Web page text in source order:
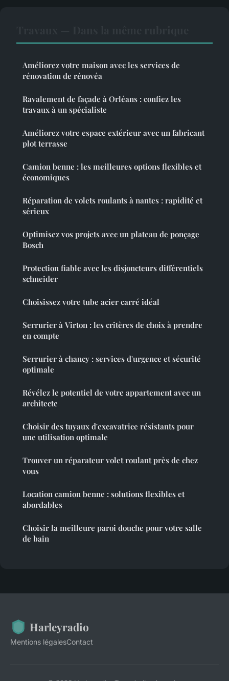
Améliorez votre maison avec les services de
rénovation de rénovéa
Ravalement de façade à Orléans : confiez les
travaux à un spécialiste
Améliorez votre espace extérieur avec un fabricant
plot terrasse
Camion benne : les meilleures options flexibles et
économiques
Réparation de volets roulants à nantes : rapidité et
sérieux
Optimisez vos projets avec un plateau de ponçage
Bosch
Protection fiable avec les disjoncteurs différentiels
schneider
Choisissez votre tube acier carré idéal
Serrurier à Virton : les critères de choix à prendre
en compte
Serrurier à chancy : services d'urgence et sécurité
optimale
Révélez le potentiel de votre appartement avec un
architecte
Choisir des tuyaux d'excavatrice résistants pour
une utilisation optimale
Trouver un réparateur volet roulant près de chez
vous
Location camion benne : solutions flexibles et
abordables
Choisir la meilleure paroi douche pour votre salle
de bain
Harleyradio
Mentions légalesContact